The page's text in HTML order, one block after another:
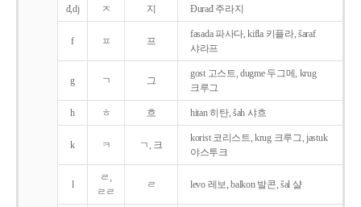
đ,dj ㅈ 지 Ðurađ 주라지
f ㅍ 프
fasada 파사다, kifla 키플라, šaraf
샤라프
g ㄱ 그
gost 고스트, dugme 두그메, krug
크루그
h ㅎ 흐 hitan 히탄, šah 샤흐
k ㅋ ㄱ, 크
korist 코리스트, krug 크루그, jastuk
야스투크
l
ㄹ,
ㄹㄹ
ㄹ levo 레보, balkon 발콘, šal 샬